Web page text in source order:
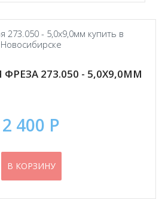
273.050 - 5,0Х9,0ММ
2 400 Р
В КОРЗИНУ